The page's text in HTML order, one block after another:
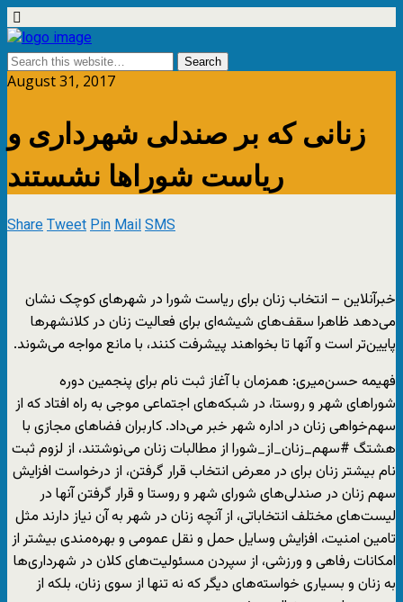
August 31, 2017
زنانی که بر صندلی شهرداری و
ریاست شوراها نشستند
ShareTweetPinMailSMS
خبرآنلاین – انتخاب زنان برای ریاست شورا در شهرهای کوچک نشان
می‌دهد ظاهرا سقف‌های شیشه‌ای برای فعالیت زنان در کلانشهرها
پایین‌تر است و آنها تا بخواهند پیشرفت کنند، با مانع مواجه می‌شوند.
فهیمه حسن‌میری: همزمان با آغاز ثبت نام برای پنجمین دوره
شوراهای شهر و روستا، در شبکه‌های اجتماعی موجی به راه افتاد که از
سهم‌خواهی زنان در اداره شهر خبر می‌داد. کاربران فضاهای مجازی با
هشتگ #سهم_زنان_از_شورا از مطالبات زنان می‌نوشتند، از لزوم ثبت
نام بیشتر زنان برای در معرض انتخاب قرار گرفتن، از درخواست افزایش
سهم زنان در صندلی‌های شورای شهر و روستا و قرار گرفتن آنها در
لیست‌های مختلف انتخاباتی، از آنچه زنان در شهر به آن نیاز دارند مثل
تامین امنیت، افزایش وسایل حمل و نقل عمومی و بهره‌مندی بیشتر از
امکانات رفاهی و ورزشی، از سپردن مسئولیت‌های کلان در شهرداری‌ها
به زنان و بسیاری خواسته‌های دیگر که نه تنها از سوی زنان، بلکه از